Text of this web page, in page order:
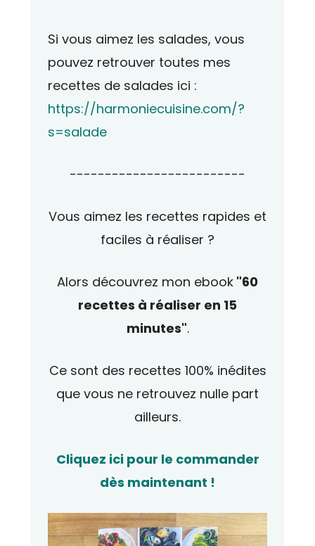
Si vous aimez les salades, vous
pouvez retrouver toutes mes
recettes de salades ici :
https://harmoniecuisine.com/?
s=salade
-------------------------
Vous aimez les recettes rapides et
faciles à réaliser ?
Alors découvrez mon ebook "60
recettes à réaliser en 15
minutes".
Ce sont des recettes 100% inédites
que vous ne retrouvez nulle part
ailleurs.
Cliquez ici pour le commander
dès maintenant !